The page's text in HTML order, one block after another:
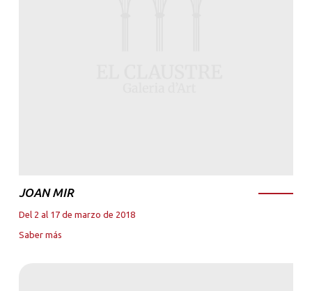
JOAN MIR
Del 2 al 17 de marzo de 2018
Saber más